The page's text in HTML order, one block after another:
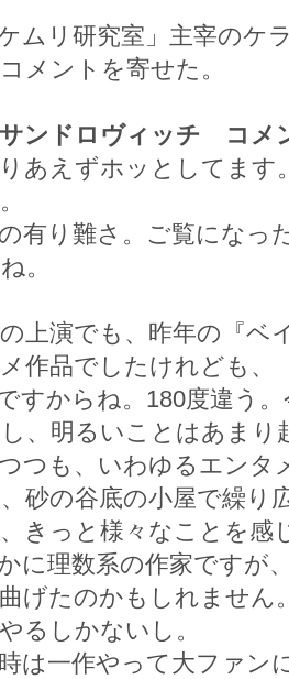
ムリ研究室」主宰のケ
メントを寄せた。
サンドロヴィッチ コメ
あえずホッとしてます
有り難さ。ご覧になっ
。
上演でも、昨年の『ベ
作品でしたけれども、
すからね。180度違う
、明るいことはあまり
つも、いわゆるエンタ
砂の谷底の小屋で繰り
きっと様々なことを感
に理数系の作家ですが
げたのかもしれません
るしかないし。
は一作やって大ファン